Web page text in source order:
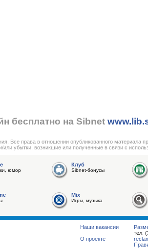
бесплатно на Sibnet
Все права в отношении опубликованного
убытки, возникшие или полученные в связи с
юмор
Клуб
Sibnet-бонусы
Mix
Игры, музыка
тел:
Наши вакансии
О проекте